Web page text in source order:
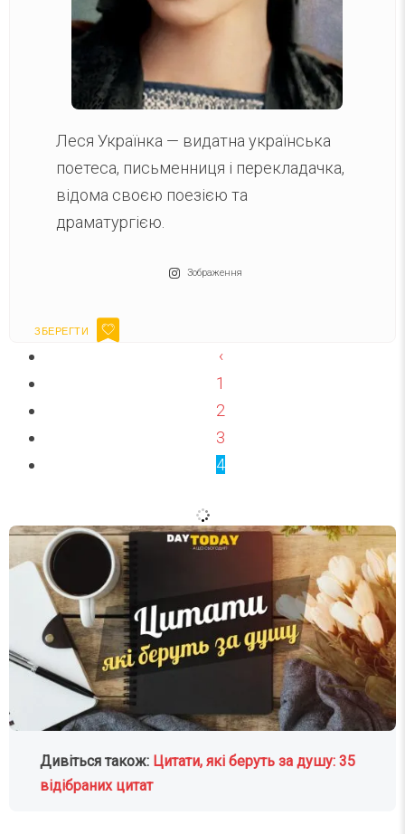
Леся Українка — видатна українська
поетеса, письменниця і перекладачка,
відома своєю поезією та
драматургією.
Зображення
‹
1
2
3
4
Дивіться також: Цитати, які беруть за душу: 35
відібраних цитат